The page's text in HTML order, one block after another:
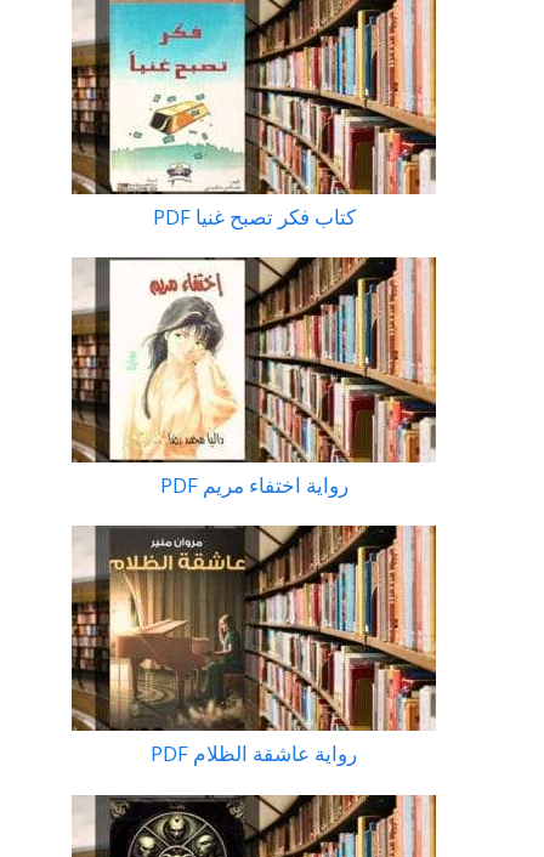
كتاب فكر تصبح غنيا PDF
رواية اختفاء مريم PDF
رواية عاشقة الظلام PDF